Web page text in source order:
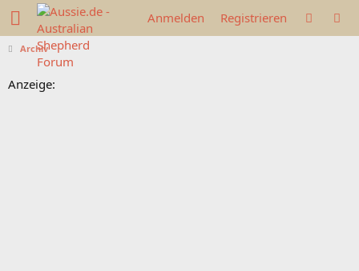
Anmelden Registrieren
Archiv
Anzeige: